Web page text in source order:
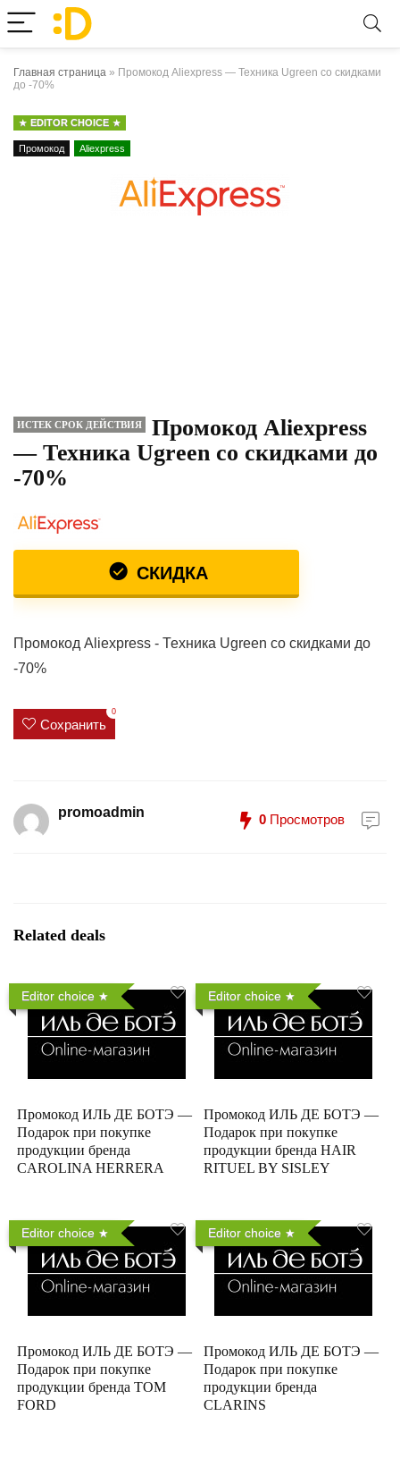
Главная страница » Промокод Aliexpress — Техника Ugreen со скидками
до -70%
EDITOR CHOICE
Промокод Aliexpress
ИСТЕК СРОК ДЕЙСТВИЯ
Промокод Aliexpress
— Техника Ugreen со скидками до
-70%
СКИДКА
Промокод Aliexpress - Техника Ugreen со скидками до
-70%
Сохранить
0
promoadmin 0 Просмотров
Related deals
Editor choice
Промокод ИЛЬ ДЕ БОТЭ —
Подарок при покупке
продукции бренда
CAROLINA HERRERA
Editor choice
Промокод ИЛЬ ДЕ БОТЭ —
Подарок при покупке
продукции бренда HAIR
RITUEL BY SISLEY
Editor choice
Промокод ИЛЬ ДЕ БОТЭ —
Подарок при покупке
продукции бренда TOM
FORD
Editor choice
Промокод ИЛЬ ДЕ БОТЭ —
Подарок при покупке
продукции бренда
CLARINS